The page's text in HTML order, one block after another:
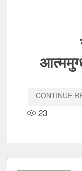
CONTINUE
23